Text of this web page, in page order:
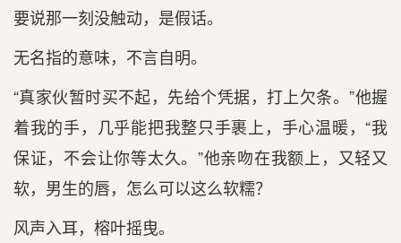
要说那一刻没触动，是假话。
无名指的意味，不言自明。
“真家伙暂时买不起，先给个凭据，打上欠条。”他握
着我的手，几乎能把我整只手裹上，手心温暖，“我
保证，不会让你等太久。”他亲吻在我额上，又轻又
软，男生的唇，怎么可以这么软糯？
风声入耳，榕叶摇曳。